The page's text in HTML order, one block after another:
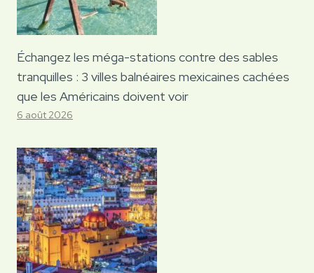
Échangez les méga-stations contre des sables
tranquilles : 3 villes balnéaires mexicaines cachées
que les Américains doivent voir
6 août 2026